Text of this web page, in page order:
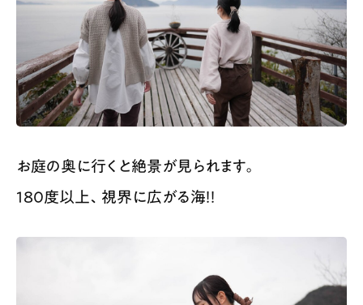
お庭の奥に行くと絶景が見られます。
180度以上、視界に広がる海！！